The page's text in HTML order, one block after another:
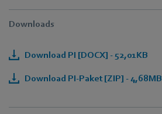
Downloads
Download PI [DOCX] - 52,01KB
Download PI-Paket [ZIP] - 4,68MB